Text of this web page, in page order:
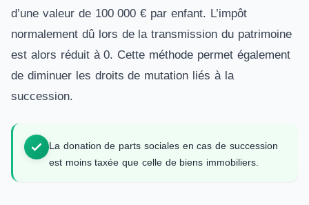
d’une valeur de 100 000 € par enfant. L’impôt
normalement dû lors de la transmission du patrimoine
est alors réduit à 0. Cette méthode permet également
de diminuer les droits de mutation liés à la
succession.
La donation de parts sociales en cas de succession
est moins taxée que celle de biens immobiliers.